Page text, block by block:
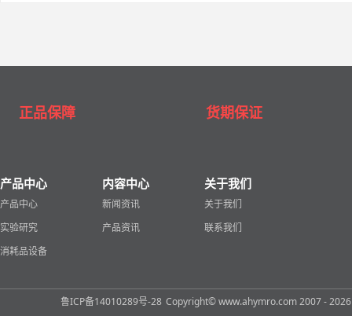
正品保障 货期保证
产品中心
产品中心
实验研究
消耗品设备
内容中心
新闻资讯
产品资讯
关于我们
关于我们
联系我们
鲁ICP备14010289号-28 Copyright© www.ahymro.com 2007 - 2026